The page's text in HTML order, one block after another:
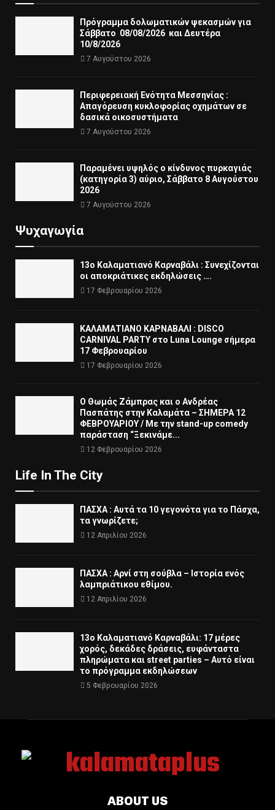
Πρόγραμμα δολωματικών ψεκασμών για
Σάββατο 08/08/2026 και Δευτέρα
10/8/2026
7 Αυγούστου 2026
Περιφερειακή Ενότητα Μεσσηνίας :
Απαγόρευση κυκλοφορίας οχημάτων σε
δασικά οικοσυστήματα
7 Αυγούστου 2026
Παραμένει υψηλός ο κίνδυνος πυρκαγιάς
(κατηγορία 3) αύριο, Σάββατο 8 Αυγούστου
2026
7 Αυγούστου 2026
Ψυχαγωγία
13ο Καλαματιανό Καρναβάλι : Συνεχίζονται
οι αποκριάτικες εκδηλώσεις ….
17 Φεβρουαρίου 2026
ΚΑΛΑΜΑΤΙΑΝΟ ΚΑΡΝΑΒΑΛΙ : DISCO
CARNIVAL PARTY στο Luna Lounge σήμερα
17 Φεβρουαρίου
17 Φεβρουαρίου 2026
Ο Θωμάς Ζάμπρας και ο Ανδρέας
Πασπάτης στην Καλαμάτα – ΣΗΜΕΡΑ 12
ΦΕΒΡΟΥΑΡΙΟΥ / Με την stand-up comedy
παράσταση “Ξεκινάμε...
12 Φεβρουαρίου 2026
Life In The City
ΠΑΣΧΑ : Αυτά τα 10 γεγονότα για το Πάσχα,
τα γνωρίζετε;
12 Απριλίου 2026
ΠΑΣΧΑ : Αρνί στη σούβλα – Ιστορία ενός
λαμπριάτικου εθίμου.
12 Απριλίου 2026
13ο Καλαματιανό Καρναβάλι: 17 μέρες
χορός, δεκάδες δράσεις, ευφάνταστα
πληρώματα και street parties – Αυτό είναι
το πρόγραμμα εκδηλώσεων
5 Φεβρουαρίου 2026
ABOUT US